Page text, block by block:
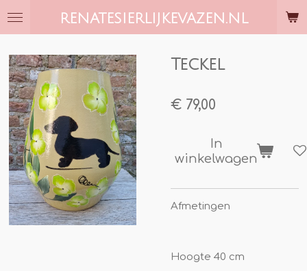
Ga
de
hoofdinhoud
RENATESIERLIJKEVAZEN.NL
Teckel
€ 79,00
In
winkelwagen
Afmetingen
Hoogte 40 cm